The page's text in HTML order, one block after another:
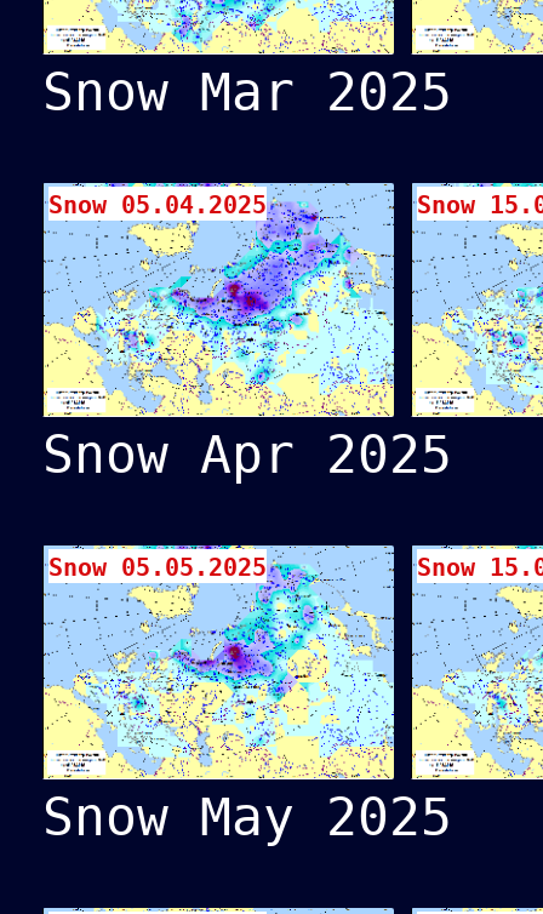
Snow Mar 2025
Snow 05.04.2025 Snow
Snow Apr 2025
Snow 05.05.2025 Snow
Snow May 2025